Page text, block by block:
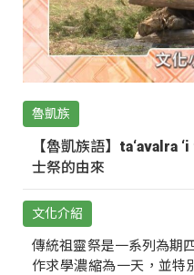
魯凱族
【魯凱族語】ta‘avalra
士祭的由來
文化介紹
傳統祖靈祭是一系列為期
作求學濃縮為一天，並特